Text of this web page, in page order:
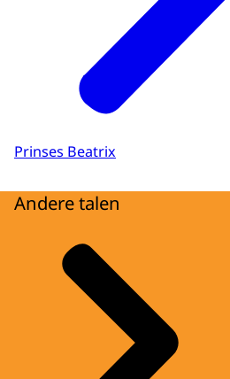
Prinses Beatrix
Andere talen